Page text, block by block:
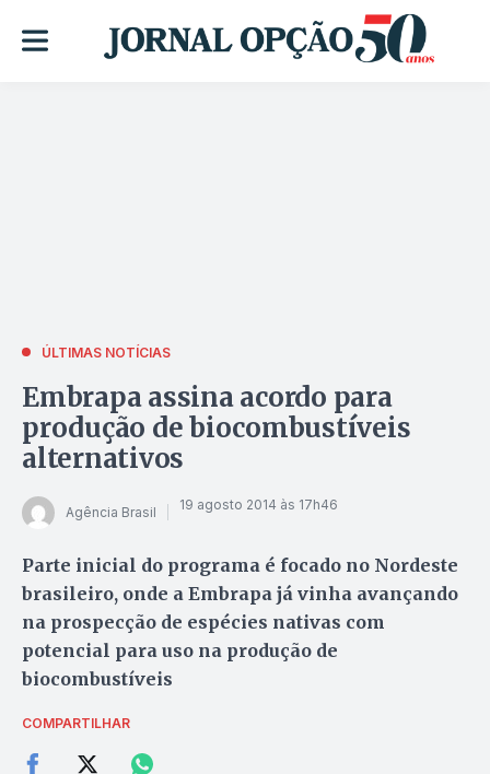
ÚLTIMAS NOTÍCIAS
Embrapa assina acordo para
produção de biocombustíveis
alternativos
Agência Brasil 19 agosto 2014 às 17h46
Parte inicial do programa é focado no Nordeste
brasileiro, onde a Embrapa já vinha avançando
na prospecção de espécies nativas com
potencial para uso na produção de
biocombustíveis
COMPARTILHAR